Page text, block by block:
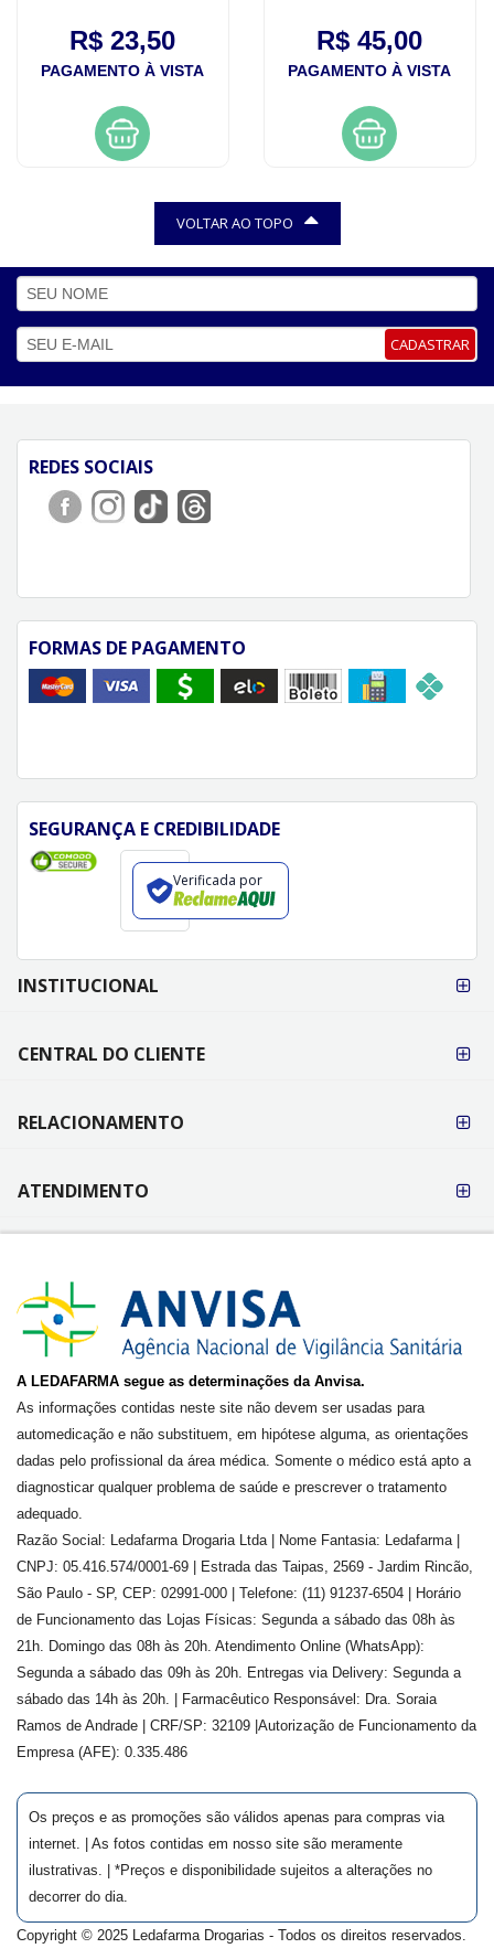
R$ 23,50
PAGAMENTO À VISTA
R$ 45,00
PAGAMENTO À VISTA
VOLTAR AO TOPO
CADASTRAR
REDES SOCIAIS
FORMAS DE PAGAMENTO
SEGURANÇA E CREDIBILIDADE
Verificada por
FORMAS DE
PAGAMENTO
INSTITUCIONAL
CENTRAL DO CLIENTE
RELACIONAMENTO
ATENDIMENTO
A LEDAFARMA segue as determinações da Anvisa.
As informações contidas neste site não devem ser usadas para
automedicação e não substituem, em hipótese alguma, as orientações
dadas pelo profissional da área médica. Somente o médico está apto a
diagnosticar qualquer problema de saúde e prescrever o tratamento
adequado.
Razão Social: Ledafarma Drogaria Ltda | Nome Fantasia: Ledafarma |
CNPJ: 05.416.574/0001-69 | Estrada das Taipas, 2569 - Jardim Rincão,
São Paulo - SP, CEP: 02991-000 | Telefone: (11) 91237-6504 | Horário
de Funcionamento das Lojas Físicas: Segunda a sábado das 08h às
21h. Domingo das 08h às 20h. Atendimento Online (WhatsApp):
Segunda a sábado das 09h às 20h. Entregas via Delivery: Segunda a
sábado das 14h às 20h. | Farmacêutico Responsável: Dra. Soraia
Ramos de Andrade
| CRF/SP: 32109 |Autorização de Funcionamento da
Empresa (AFE): 0.335.486
Os preços e as promoções são válidos apenas para compras via
internet. | As fotos contidas em nosso site são meramente
ilustrativas. | *Preços e disponibilidade sujeitos a alterações no
decorrer do dia.
Copyright © 2025 Ledafarma Drogarias - Todos os direitos reservados.